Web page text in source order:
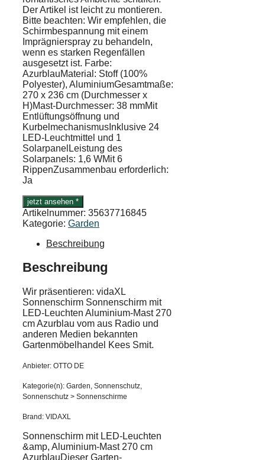
Der Artikel ist leicht zu montieren.
Bitte beachten: Wir empfehlen, die
Schirmbespannung mit einem
Imprägnierspray zu behandeln,
wenn es starken Regenfällen
ausgesetzt ist. Farbe:
AzurblauMaterial: Stoff (100%
Polyester), AluminiumGesamtmaße:
270 x 236 cm (Durchmesser x
H)Mast-Durchmesser: 38 mmMit
Entlüftungsöffnung und
KurbelmechanismusInklusive 24
LED-Leuchtmittel und 1
SolarpanelLeistung des
Solarpanels: 1,6 WMit 6
RippenZusammenbau erforderlich:
Ja
jetzt ansehen *
Artikelnummer: 35637716845
Kategorie: Garden
Beschreibung
Beschreibung
Wir präsentieren: vidaXL
Sonnenschirm Sonnenschirm mit
LED-Leuchten Aluminium-Mast 270
cm Azurblau vom aus Radio und
anderen Medien bekannten
Gartenmöbelhandel Kees Smit.
Anbieter: OTTO DE
Kategorie(n): Garden, Sonnenschutz,
Sonnenschutz > Sonnenschirme
Brand: VIDAXL
Sonnenschirm mit LED-Leuchten
&amp, Aluminium-Mast 270 cm
AzurblauDieser Garten-